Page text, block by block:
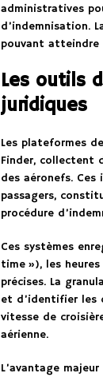
administratives
d’indemnisation.
pouvant atteindre
Les outils
juridiques
Les plateformes
Finder, collectent
des aéronefs.
passagers,
procédure
Ces systèmes
time »), les
précises. La
et d’identifier les
vitesse de
aérienne.
L’avantage